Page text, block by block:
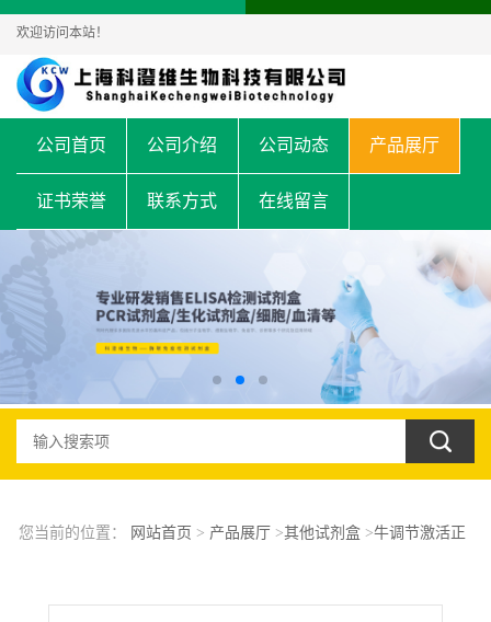
欢迎访问本站！
公司首页 公司介绍 公司动态 产品展厅
证书荣誉 联系方式 在线留言
您当前的位置： 网站首页 > 产品展厅>其他试剂盒>牛调节激活正